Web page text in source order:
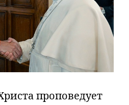
проповедует